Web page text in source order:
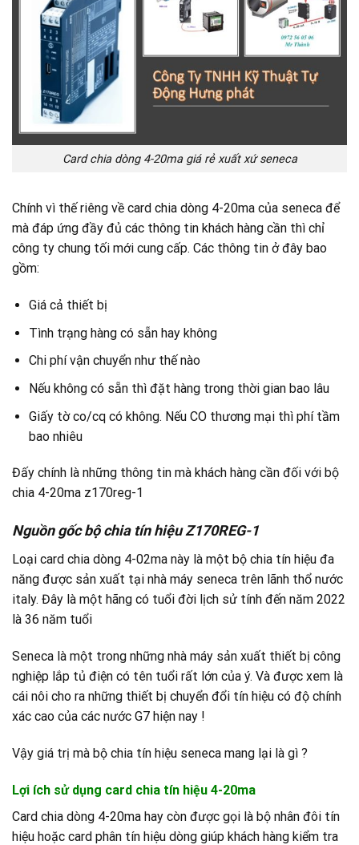
Card chia dòng 4-20ma giá rẻ xuất xứ seneca
Chính vì thế riêng về card chia dòng 4-20ma của seneca để
mà đáp ứng đầy đủ các thông tin khách hàng cần thì chỉ
công ty chung tối mới cung cấp. Các thông tin ở đây bao
gồm:
Giá cả thiết bị
Tình trạng hàng có sẵn hay không
Chi phí vận chuyển như thế nào
Nếu không có sẵn thì đặt hàng trong thời gian bao lâu
Giấy tờ co/cq có không. Nếu CO thương mại thì phí tầm
bao nhiêu
Đấy chính là những thông tin mà khách hàng cần đối với bộ
chia 4-20ma z170reg-1
Nguồn gốc bộ chia tín hiệu Z170REG-1
Loại card chia dòng 4-02ma này là một bộ chia tín hiệu đa
năng được sản xuất tại nhà máy seneca trên lãnh thổ nước
italy. Đây là một hãng có tuổi đời lịch sử tính đến năm 2022
là 36 năm tuổi
Seneca là một trong những nhà máy sản xuất thiết bị công
nghiệp lắp tủ điện có tên tuổi rất lớn của ý. Và được xem là
cái nôi cho ra những thiết bị chuyển đổi tín hiệu có độ chính
xác cao của các nước G7 hiện nay !
Vậy giá trị mà bộ chia tín hiệu seneca mang lại là gì ?
Lợi ích sử dụng card chia tín hiệu 4-20ma
Card chia dòng 4-20ma hay còn được gọi là bộ nhân đôi tín
hiệu hoặc card phân tín hiệu dòng giúp khách hàng kiểm tra